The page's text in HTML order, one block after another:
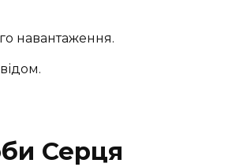
навантаження.
Серця